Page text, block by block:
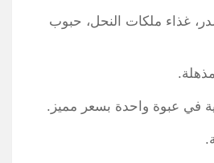
غذاء ملكات النحل، حبوب